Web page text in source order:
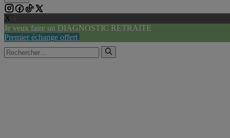
Fermer
X
Je veux faire un DIAGNOSTIC RETRAITE
Premier échange offert
Rechercher :